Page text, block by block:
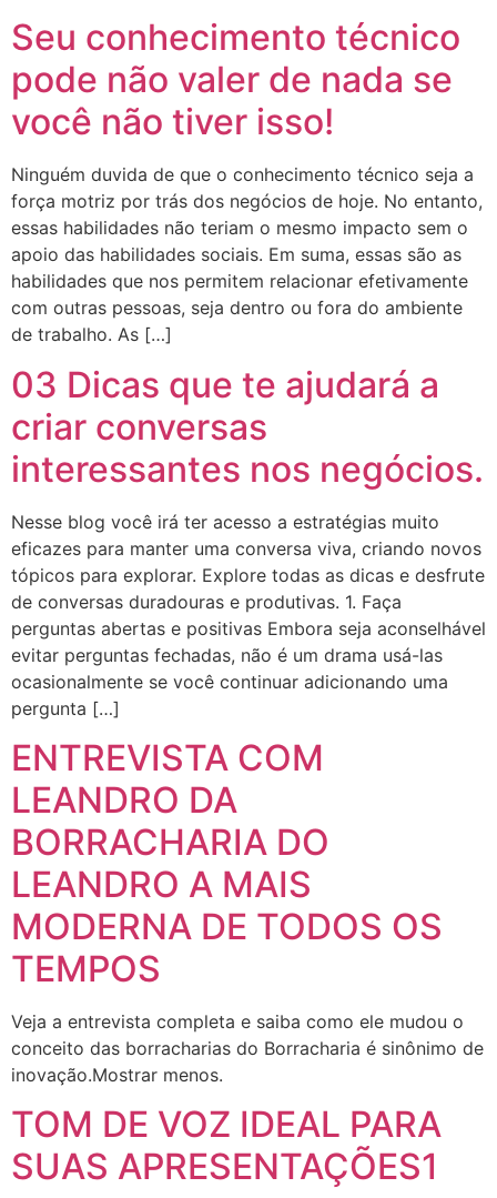
Seu conhecimento técnico
pode não valer de nada se
você não tiver isso!
Ninguém duvida de que o conhecimento técnico seja a
força motriz por trás dos negócios de hoje. No entanto,
essas habilidades não teriam o mesmo impacto sem o
apoio das habilidades sociais. Em suma, essas são as
habilidades que nos permitem relacionar efetivamente
com outras pessoas, seja dentro ou fora do ambiente
de trabalho. As […]
03 Dicas que te ajudará a
criar conversas
interessantes nos negócios.
Nesse blog você irá ter acesso a estratégias muito
eficazes para manter uma conversa viva, criando novos
tópicos para explorar. Explore todas as dicas e desfrute
de conversas duradouras e produtivas. 1. Faça
perguntas abertas e positivas Embora seja aconselhável
evitar perguntas fechadas, não é um drama usá-las
ocasionalmente se você continuar adicionando uma
pergunta […]
ENTREVISTA COM
LEANDRO DA
BORRACHARIA DO
LEANDRO A MAIS
MODERNA DE TODOS OS
TEMPOS
Veja a entrevista completa e saiba como ele mudou o
conceito das borracharias do Borracharia é sinônimo de
inovação.Mostrar menos.
TOM DE VOZ IDEAL PARA
SUAS APRESENTAÇÕES1